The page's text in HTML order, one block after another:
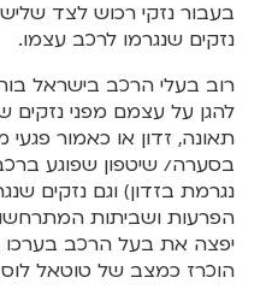
בעבור נזקי רכוש לצד
נזקים שנגרמו לרכב עצמו.
רוב בעלי הרכב בישראל
להגן על עצמם מפני
תאונה, זדון או כאמור פגעי
בסערה/ שיטפון שפוגע
נגרמת בזדון) וגם נזקים
הפרעות ושביתות
יפצה את בעל הרכב בערכו
הוכרז כמצב של טוטאל